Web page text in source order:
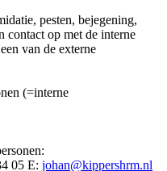
pesten, bejegening,
contact op met de interne
van de externe
(=interne
05 E: johan@kippershrm.nl